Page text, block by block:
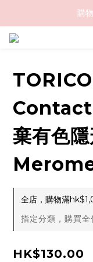
購
購
Contact
棄有色
全店，購物滿
指定分類，購買
HK$130.00